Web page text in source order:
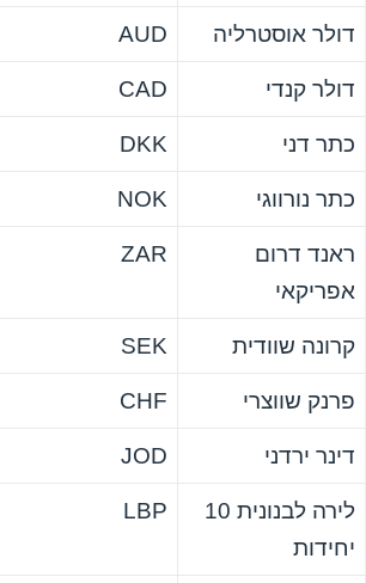
דולר אוסטרליה AUD
דולר קנדי CAD
כתר דני DKK
כתר נורווגי NOK
ראנד דרום
אפריקאי
ZAR
קרונה שוודית SEK
פרנק שווצרי CHF
דינר ירדני JOD
לירה לבנונית 10
יחידות
LBP